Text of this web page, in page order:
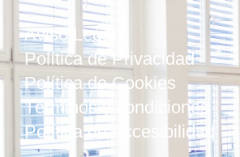
Aviso Legal
Política de Privacidad
Política de Cookies
Términos y condiciones
Política de Accesibilidad